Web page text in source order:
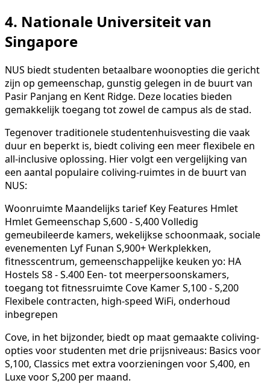
4. Nationale Universiteit van
Singapore
NUS biedt studenten betaalbare woonopties die gericht
zijn op gemeenschap, gunstig gelegen in de buurt van
Pasir Panjang en Kent Ridge. Deze locaties bieden
gemakkelijk toegang tot zowel de campus als de stad.
Tegenover traditionele studentenhuisvesting die vaak
duur en beperkt is, biedt coliving een meer flexibele en
all-inclusive oplossing. Hier volgt een vergelijking van
een aantal populaire coliving-ruimtes in de buurt van
NUS:
Woonruimte Maandelijks tarief Key Features Hmlet
Hmlet Gemeenschap S,600 - S,400 Volledig
gemeubileerde kamers, wekelijkse schoonmaak, sociale
evenementen Lyf Funan S,900+ Werkplekken,
fitnesscentrum, gemeenschappelijke keuken yo: HA
Hostels S8 - S.400 Een- tot meerpersoonskamers,
toegang tot fitnessruimte Cove Kamer S,100 - S,200
Flexibele contracten, high-speed WiFi, onderhoud
inbegrepen
Cove, in het bijzonder, biedt op maat gemaakte coliving-
opties voor studenten met drie prijsniveaus: Basics voor
S,100, Classics met extra voorzieningen voor S,400, en
Luxe voor S,200 per maand.